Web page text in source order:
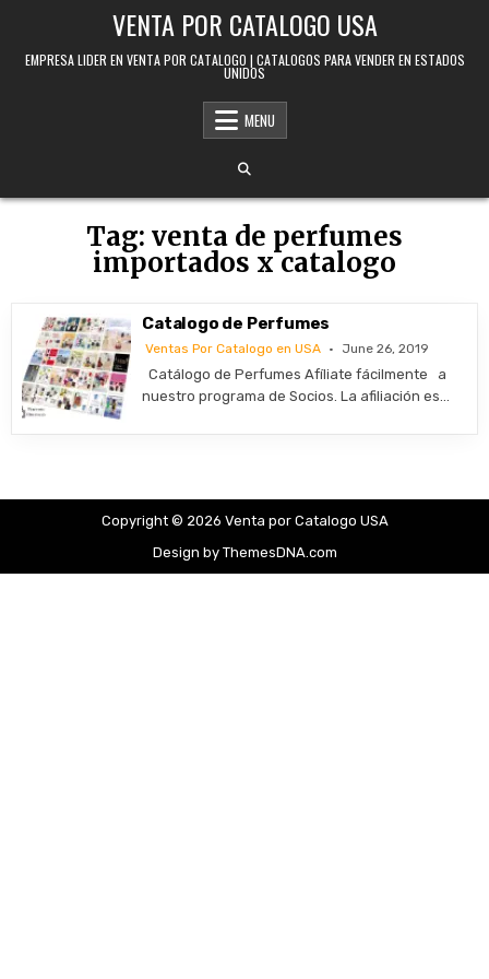
VENTA POR CATALOGO USA
EMPRESA LIDER EN VENTA POR CATALOGO | CATALOGOS PARA VENDER EN ESTADOS
UNIDOS
MENU
Tag: venta de perfumes
importados x catalogo
Catalogo de Perfumes
Ventas Por Catalogo en USA June 26, 2019
Catálogo de Perfumes Afíliate fácilmente a
nuestro programa de Socios. La afiliación es…
Copyright © 2026 Venta por Catalogo USA
Design by ThemesDNA.com